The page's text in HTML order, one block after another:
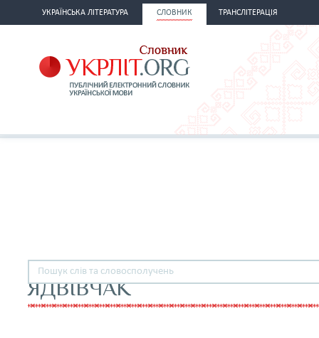
УКРАЇНСЬКА ЛІТЕРАТУРА СЛОВНИК ТРАНСЛІТЕРАЦІЯ
ЯДВІВЧАК